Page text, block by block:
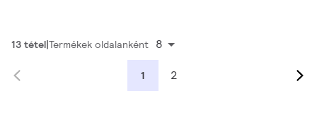
13 tétel Termékek oldalanként 8
1 2